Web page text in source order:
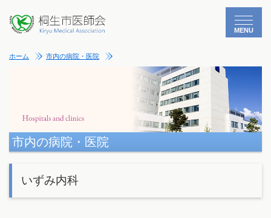
MENU
ホーム 市内の病院・医院
市内の病院・医院
いずみ内科